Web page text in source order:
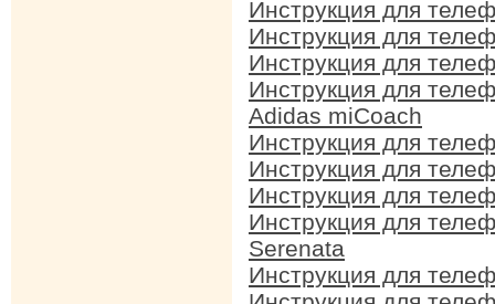
Инструкция для
Инструкция для
Инструкция для
Инструкция для
Adidas miCoach
Инструкция для
Инструкция для
Инструкция для
Инструкция для
Serenata
Инструкция для